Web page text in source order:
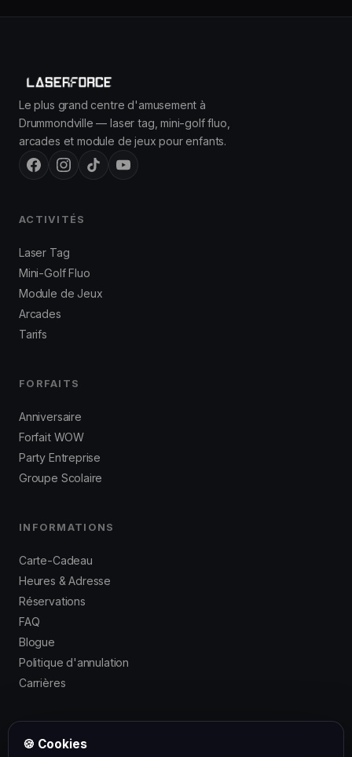
Le plus grand centre d'amusement à
Drummondville — laser tag, mini-golf fluo,
arcades et module de jeux pour enfants.
ACTIVITÉS
Laser Tag
Mini-Golf Fluo
Module de Jeux
Arcades
Tarifs
FORFAITS
Anniversaire
Forfait WOW
Party Entreprise
Groupe Scolaire
INFORMATIONS
Carte-Cadeau
Heures & Adresse
Réservations
FAQ
Blogue
Politique d'annulation
Carrières
🍪 Cookies